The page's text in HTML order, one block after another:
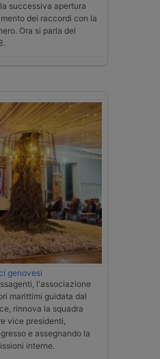
successiva apertura
dei raccordi con la
Ora si parla del
genovesi
l'associazione
marittimi guidata dal
rinnova la squadra
vice presidenti,
e assegnando la
interne.